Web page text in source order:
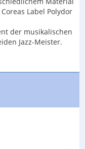
Label Polydor
der musikalischen
Jazz-Meister.